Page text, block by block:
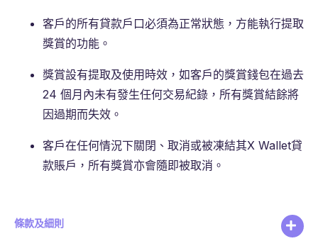
客戶的所有貸款戶口必須為正常狀態，方能執行提取
獎賞的功能。
獎賞設有提取及使用時效，如客戶的獎賞錢包在過去
24 個月內未有發生任何交易紀錄，所有獎賞結餘將
因過期而失效。
客戶在任何情況下關閉、取消或被凍結其X Wallet貸
款賬戶，所有獎賞亦會隨即被取消。
條款及細則